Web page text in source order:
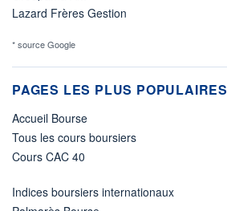
Lazard Frères Gestion
* source Google
PAGES LES PLUS POPULAIRES
Accueil Bourse
Tous les cours boursiers
Cours CAC 40
Indices boursiers internationaux